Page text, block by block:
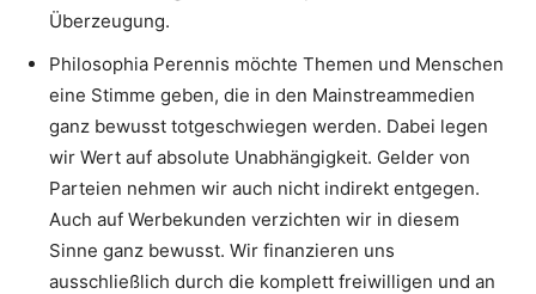
Überzeugung.
Philosophia Perennis möchte Themen und Menschen
eine Stimme geben, die in den Mainstreammedien
ganz bewusst totgeschwiegen werden. Dabei legen
wir Wert auf absolute Unabhängigkeit. Gelder von
Parteien nehmen wir auch nicht indirekt entgegen.
Auch auf Werbekunden verzichten wir in diesem
Sinne ganz bewusst. Wir finanzieren uns
ausschließlich durch die komplett freiwilligen und an